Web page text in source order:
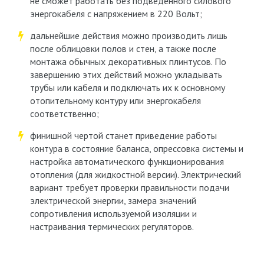
энергокабеля с напряжением в 220 Вольт;
дальнейшие действия можно производить лишь
после облицовки полов и стен, а также после
монтажа обычных декоративных плинтусов. По
завершению этих действий можно укладывать
трубы или кабеля и подключать их к основному
отопительному контуру или энергокабеля
соответственно;
финишной чертой станет приведение работы
контура в состояние баланса, опрессовка системы и
настройка автоматического функционирования
отопления (для жидкостной версии). Электрический
вариант требует проверки правильности подачи
электрической энергии, замера значений
сопротивления используемой изоляции и
настраивания термических регуляторов.